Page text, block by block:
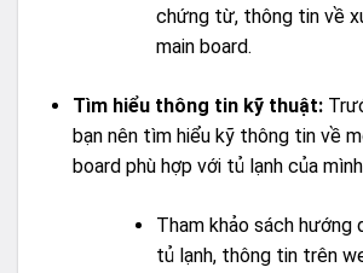
chứng từ, thông tin về
main board.
Tìm hiểu thông tin kỹ thuật:
bạn nên tìm hiểu kỹ thông tin về
board phù hợp với tủ lạnh của
Tham khảo sách hướng
tủ lạnh, thông tin trên